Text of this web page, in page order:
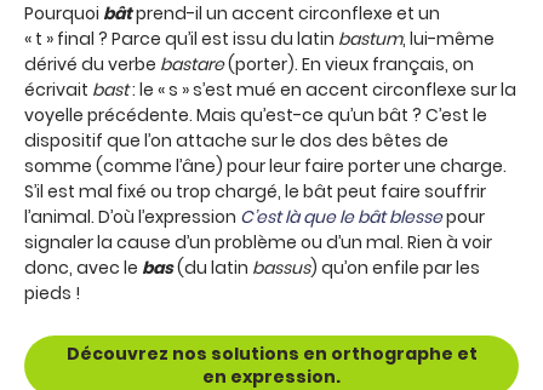
Pourquoi bâtprend-il un accent circonflexe et un
« t » final ? Parce qu’il est issu du latin bastum, lui-même
dérivé du verbe bastare(porter). En vieux français, on
écrivait bast: le « s » s’est mué en accent circonflexe sur la
voyelle précédente. Mais qu’est-ce qu’un bât ? C’est le
dispositif que l’on attache sur le dos des bêtes de
somme (comme l’âne) pour leur faire porter une charge.
S’il est mal fixé ou trop chargé, le bât peut faire souffrir
l’animal. D’où l’expression C’est là que le bât blessepour
signaler la cause d’un problème ou d’un mal. Rien à voir
donc, avec le bas(du latin bassus) qu’on enfile par les
pieds !
Découvrez nos solutions en orthographe et
en expression.